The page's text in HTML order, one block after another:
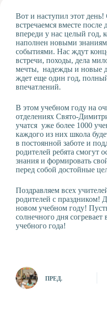
студия
Музыкальное
отделение
Психологическая
Служба
Тьюторская
служба
Вот и наступил этот
встречаемся вместе после
впереди у нас целый год,
наполнен новыми
событиями. Нас ждут
встречи, походы, дела
мечты, надежды и новые
ждет еще один год,
впечатлений.
В этом учебном году на
отделениях Свято-
учатся уже более 1000
каждого из них школа
в постоянной заботе и
родителей ребята смогут
знания и формировать
перед собой достойные
Поздравляем всех
родителей с праздником!
новом учебном году!
солнечного дня согревает
учебного года!
ПРЕД.